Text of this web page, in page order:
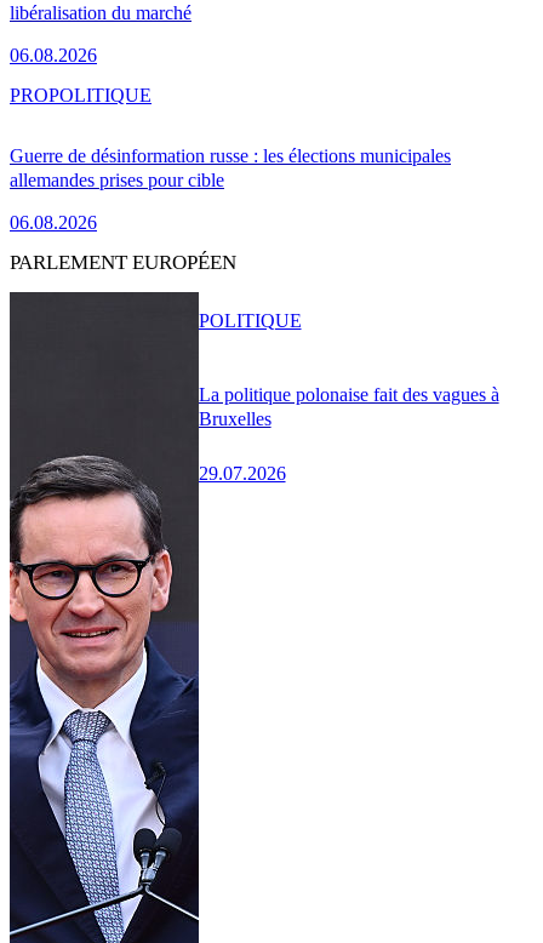
libéralisation du marché
06.08.2026
Guerre de désinformation russe : les élections municipales
allemandes prises pour cible
06.08.2026
PROPOLITIQUE
PARLEMENT EUROPÉEN
La politique polonaise fait des vagues à
Bruxelles
29.07.2026
POLITIQUE